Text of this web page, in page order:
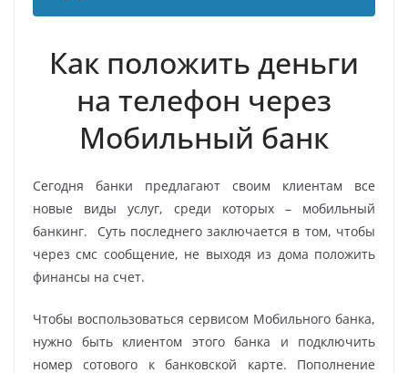
Как положить деньги
на телефон через
Мобильный банк
Сегодня банки предлагают своим клиентам все
новые виды услуг, среди которых – мобильный
банкинг. Суть последнего заключается в том, чтобы
через смс сообщение, не выходя из дома положить
финансы на счет.
Чтобы воспользоваться сервисом Мобильного банка,
нужно быть клиентом этого банка и подключить
номер сотового к банковской карте. Пополнение